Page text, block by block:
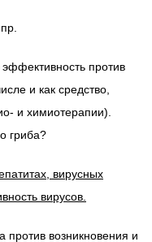
против
и как средство,
и химиотерапии).
гриба?
вирусных
вирусов.
против возникновения и